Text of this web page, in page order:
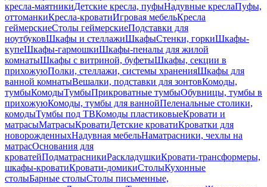
кресла-маятникиДетские кресла, пуфыНадувные креслаПуфы,
оттоманкиКресла-кроватиИгровая мебельКресла
геймерскиеСтолы геймерскиеПодставки для
ноутбуковШкафы и стеллажиШкафыСтенки, горкиШкафы-
купеШкафы-гармошкиШкафы-пеналы для жилой
комнатыШкафы с витриной, буфетыШкафы, секции в
прихожуюПолки, стеллажи, системы храненияШкафы для
ванной комнатыВешалки, подставки для зонтовКомоды,
тумбыКомодыТумбыПрикроватные тумбыОбувницы, тумбы в
прихожуюКомоды, тумбы для ваннойПеленальные столики,
комодыТумбы под ТВКомоды пластиковыеКровати и
матрасыМатрасыКроватиДетские кроватиКроватки для
новорожденныхНадувная мебельНаматрасники, чехлы на
матрасОснования для
кроватейПодматрасникиРаскладушкиКровати-трансформеры,
шкафы-кроватиКровати-домикиСтолыКухонные
столыБарные столыСтолы письменные,